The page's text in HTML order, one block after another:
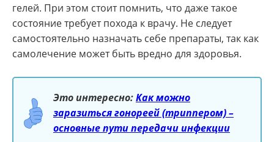
гелей. При этом стоит помнить, что даже такое
состояние требует похода к врачу. Не следует
самостоятельно назначать себе препараты, так как
самолечение может быть вредно для здоровья.
Это интересно:Как можно
заразиться гонореей (триппером) –
основные пути передачи инфекции